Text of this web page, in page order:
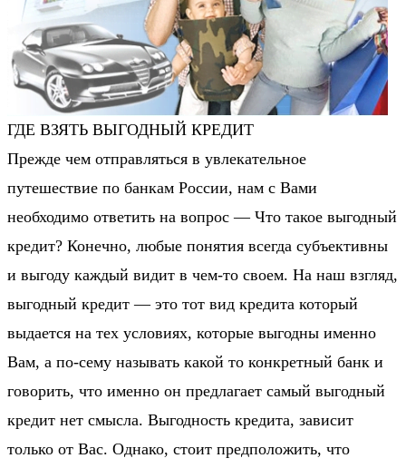
ГДЕ ВЗЯТЬ ВЫГОДНЫЙ КРЕДИТ
Прежде чем отправляться в увлекательное
путешествие по банкам России, нам с Вами
необходимо ответить на вопрос — Что такое выгодный
кредит? Конечно, любые понятия всегда субъективны
и выгоду каждый видит в чем-то своем. На наш взгляд,
выгодный кредит — это тот вид кредита который
выдается на тех условиях, которые выгодны именно
Вам, а по-сему называть какой то конкретный банк и
говорить, что именно он предлагает самый выгодный
кредит нет смысла. Выгодность кредита, зависит
только от Вас. Однако, стоит предположить, что